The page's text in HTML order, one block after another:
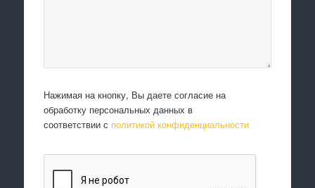
Нажимая на кнопку, Вы даете согласие на
обработку персональных данных в
соответствии с политикой конфиденциальности